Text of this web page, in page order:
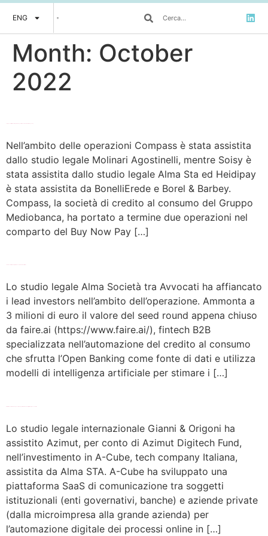
ENG
Month: October
2022
Nell’ambito delle operazioni Compass è stata assistita
dallo studio legale Molinari Agostinelli, mentre Soisy è
stata assistita dallo studio legale Alma Sta ed Heidipay
è stata assistita da BonelliErede e Borel & Barbey.
Compass, la società di credito al consumo del Gruppo
Mediobanca, ha portato a termine due operazioni nel
comparto del Buy Now Pay […]
Lo studio legale Alma Società tra Avvocati ha affiancato
i lead investors nell’ambito dell’operazione. Ammonta a
3 milioni di euro il valore del seed round appena chiuso
da faire.ai (https://www.faire.ai/), fintech B2B
specializzata nell’automazione del credito al consumo
che sfrutta l’Open Banking come fonte di dati e utilizza
modelli di intelligenza artificiale per stimare i […]
Lo studio legale internazionale Gianni & Origoni ha
assistito Azimut, per conto di Azimut Digitech Fund,
nell’investimento in A-Cube, tech company Italiana,
assistita da Alma STA. A-Cube ha sviluppato una
piattaforma SaaS di comunicazione tra soggetti
istituzionali (enti governativi, banche) e aziende private
(dalla microimpresa alla grande azienda) per
l’automazione digitale dei processi online in […]